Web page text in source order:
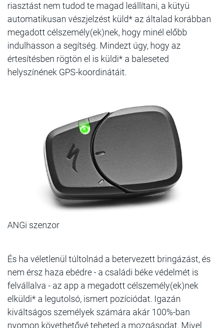
riasztást nem tudod te magad leállítani, a kütyü
automatikusan vészjelzést küld* az általad korábban
megadott célszemély(ek)nek, hogy minél előbb
indulhasson a segítség. Mindezt úgy, hogy az
értesítésben rögtön el is küldi* a baleseted
helyszínének GPS-koordinátáit.
ANGi szenzor
És ha véletlenül túltolnád a betervezett bringázást, és
nem érsz haza ebédre - a családi béke védelmét is
felvállalva - az app a megadott célszemély(ek)nek
elküldi* a legutolsó, ismert pozíciódat. Igazán
kiváltságos személyek számára akár 100%-ban
nyomon követhetővé teheted a mozgásodat. Mivel